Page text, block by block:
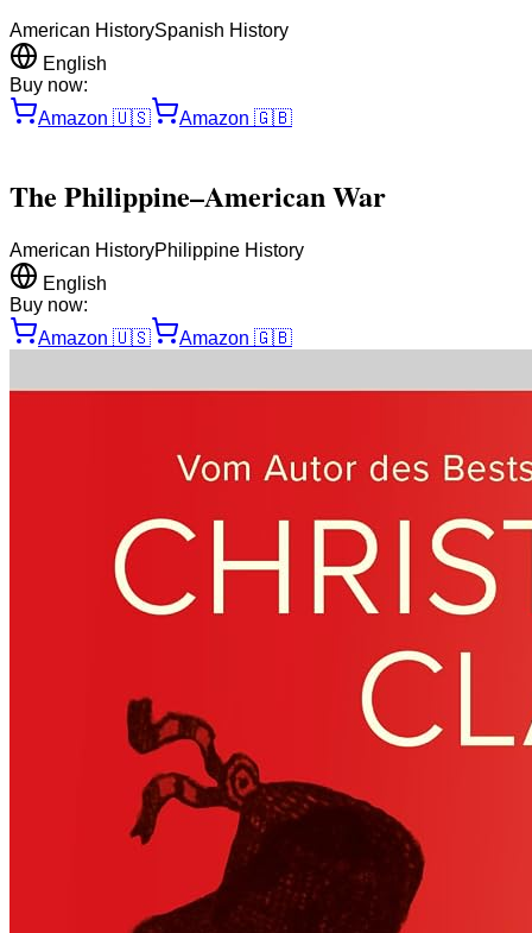
American HistorySpanish History
English
Buy now:
Amazon 🇺🇸 Amazon 🇬🇧
The Philippine–American War
American HistoryPhilippine History
English
Buy now:
Amazon 🇺🇸 Amazon 🇬🇧